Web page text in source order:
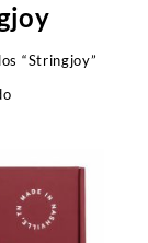
“Stringjoy”